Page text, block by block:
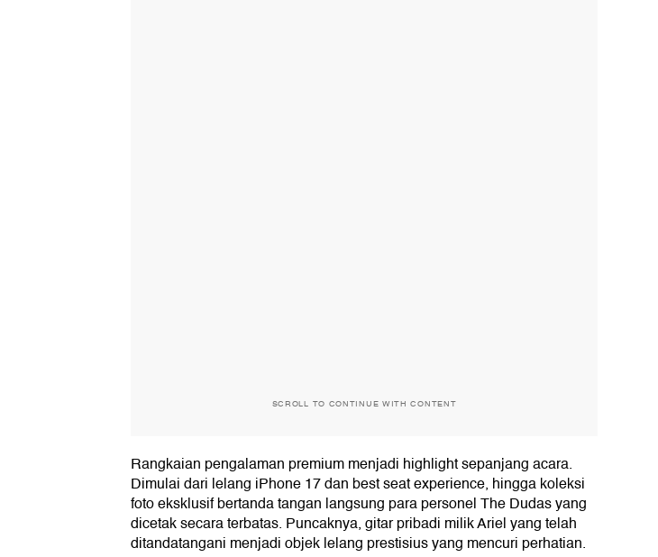
SCROLL TO CONTINUE WITH CONTENT
Rangkaian pengalaman premium menjadi highlight sepanjang acara.
Dimulai dari lelang iPhone 17 dan best seat experience, hingga koleksi
foto eksklusif bertanda tangan langsung para personel The Dudas yang
dicetak secara terbatas. Puncaknya, gitar pribadi milik Ariel yang telah
ditandatangani menjadi objek lelang prestisius yang mencuri perhatian.